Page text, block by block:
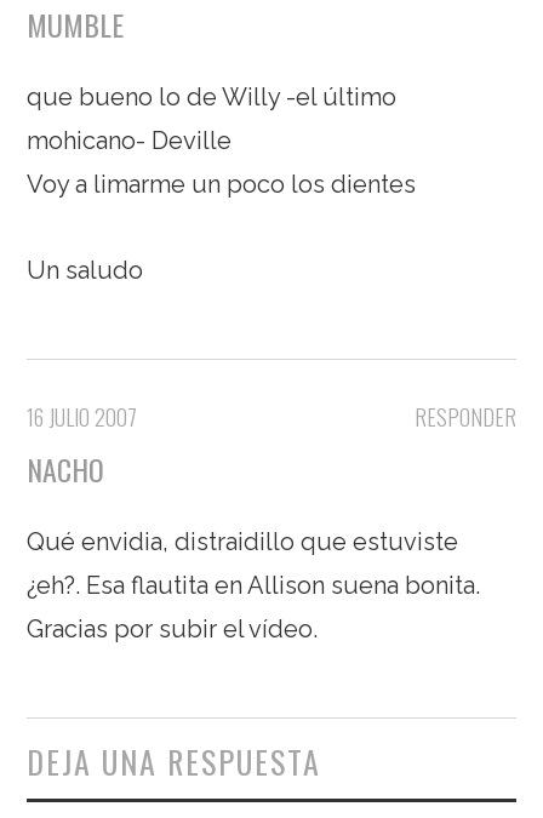
MUMBLE
que bueno lo de Willy -el último
mohicano- Deville
Voy a limarme un poco los dientes
Un saludo
RESPONDER
16 JULIO 2007
NACHO
Qué envidia, distraidillo que estuviste
¿eh?. Esa flautita en Allison suena bonita.
Gracias por subir el vídeo.
DEJA UNA RESPUESTA